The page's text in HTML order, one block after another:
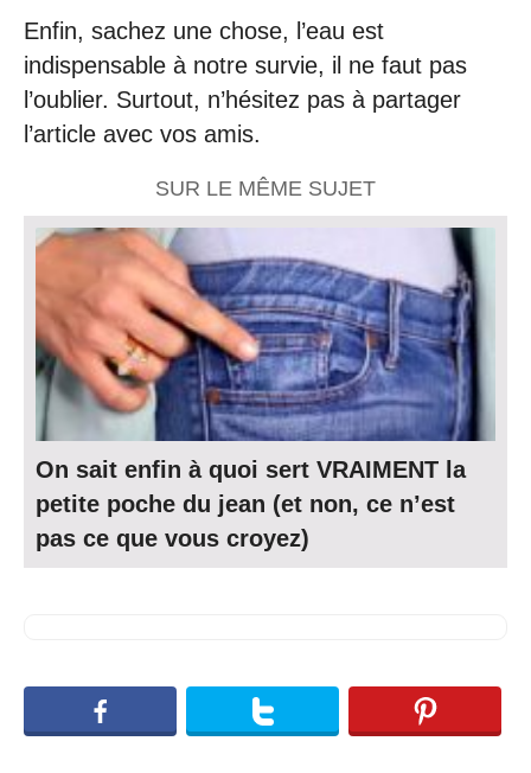
Enfin, sachez une chose, l’eau est
indispensable à notre survie, il ne faut pas
l’oublier. Surtout, n’hésitez pas à partager
l’article avec vos amis.
SUR LE MÊME SUJET
On sait enfin à quoi sert VRAIMENT la
petite poche du jean (et non, ce n’est
pas ce que vous croyez)